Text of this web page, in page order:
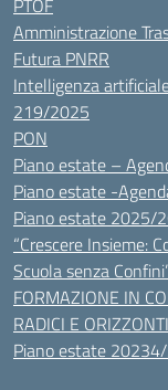
PTOF
Amministrazione
Futura PNRR
Intelligenza
219/2025
PON
Piano estate –
Piano estate -
Piano estate 2025/
“Crescere Insieme:
Scuola senza
FORMAZIONE IN
RADICI E
Piano estate